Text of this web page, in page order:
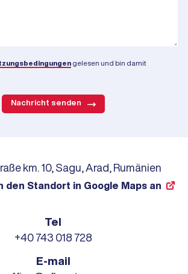
km. 10, Sagu, Arad, Rumänien
den Standort in Google Maps an
Tel
+40 743 018 728
E-mail
gelesen und bin damit
Nachricht senden